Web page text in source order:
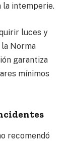
la intemperie.
luces y
Norma
garantiza
mínimos
recomendó